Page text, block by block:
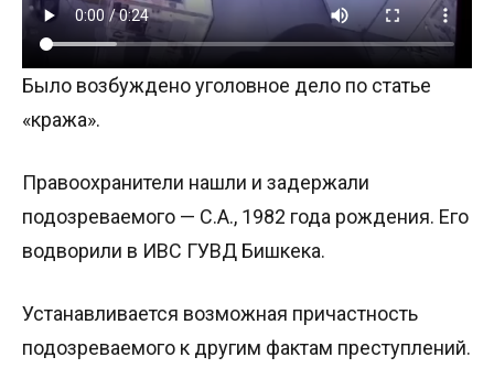
Было возбуждено уголовное дело по статье
«кража».
Правоохранители нашли и задержали
подозреваемого — С.А., 1982 года рождения. Его
водворили в ИВС ГУВД Бишкека.
Устанавливается возможная причастность
подозреваемого к другим фактам преступлений.